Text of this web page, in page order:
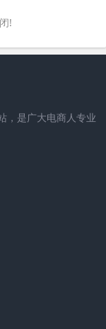
!
，是广大电商人专业